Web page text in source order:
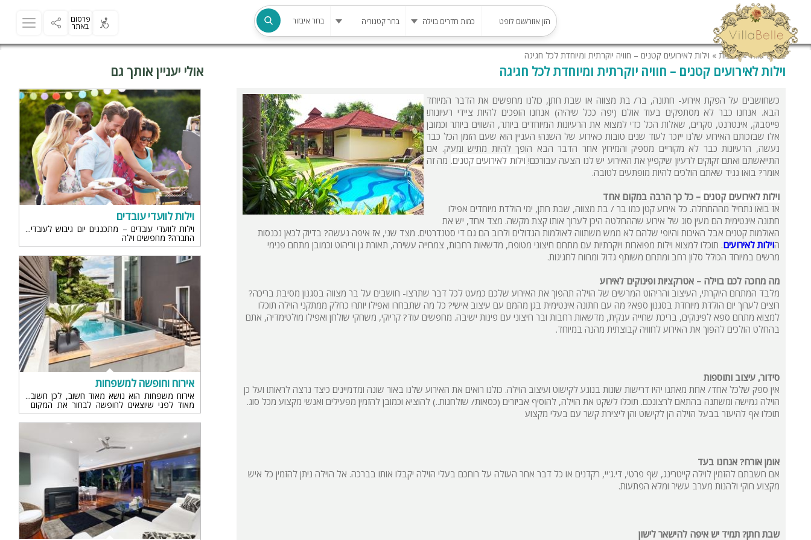
פרסום
באתר
בחר איבזור
בריכה
בריכה מחוממת
פינת מנגל
להשכרה
סאונה
קריוקי
גקוזי
שולחן סנוקר
Xbox
ארוחת בוקר
גישה לנכים
קבוצות גדולות
מרפסת
Villa Belle
»כתבות » וילות לאירועים קטנים – חוויה יוקרתית ומיוחדת לכל חגיגה
וילות לאירועים קטנים – חוויה יוקרתית ומיוחדת לכל חגיגה
כשחושבים על הפקת אירוע- חתונה, בר/ בת מצווה או שבת חתן, כולנו מחפשים את הדבר המיוחד
הבא. אנחנו כבר לא מסתפקים בעוד אולם (יפה ככל שיהיה) אנחנו הופכים להיות ציידי רעיונות!
פייסבוק, אינטרנט, סקרים, שאלות הכל כדי למצוא את הרעיונות המיוחדים ביותר, השווים ביותר וכמובן
אלו שבזכותם האירוע שלנו ייזכר לעוד שנים טובות כאירוע של השנה! העניין הוא שעם הזמן הכל כבר
נעשה, הרעיונות כבר לא מקוריים מספיק והמירוץ אחר הדבר הבא הופך להיות מתיש ומעיק. אם
התייאשתם ואתם זקוקים לרעיון שיקפיץ את האירוע יש לנו הצעה עבורכם! וילות לאירועים קטנים. מה זה
אומר? בואו נגיד שאתם הולכים להיות מופתעים לטובה.
וילות לאירועים קטנים – כל כך הרבה במקום אחד
אז בואו נתחיל מההתחלה. כל אירוע קטן כמו בר / בת מצווה, שבת חתן, ימי הולדת מיוחדים אפילו
חתונה אינטימית הם מעין סוג של אירוע שההחלטה היכן לערוך אותו קצת מקשה. מצד אחד, יש את
האולמות קטנים אבל האיכות והיופי שלהם לא ממש משתווה לאולמות הגדולים ולרוב הם גם די סטנדרטים. מצד שני, אז איפה נעשה? בדיוק לכאן נכנסות
הוילות לאירועים. תוכלו למצוא וילות מפוארות ויוקרתיות עם מתחם חיצוני מטופח, מדשאות רחבות, צמחייה עשירה, תאורת גן וריהוט וכמובן מתחם פנימי
מרשים במיוחד הכולל סלון רחב ומתחם משותף גדול ומרווח לחגיגות.
מה מחכה לכם בוילה – אטרקציות ופינוקים לאירוע
מלבד המתחם היוקרתי, העיצוב והריהוט המרשים של הוילה תהפוך את האירוע שלכם כמעט לכל דבר שתרצו- חושבים על בר מצווה בסגנון מסיבת בריכה?
רוצים לערוך יום הולדת מיוחדת בסגנון ספא? מה עם חתונה אינטימית בגן מהמם עם עיצוב אישי? כל מה שתבחרו ואפילו יותר! כחלק ממתקני הוילה תוכלו
למצוא מתחם ספא לפינוקים, בריכת שחייה ענקית, מדשאות רחבות ובר חיצוני עם פינות ישיבה. מחפשים עוד? קריוקי, משחקי שולחן ואפילו מולטימדיה, אתם
בהחלט הולכים להפוך את האירוע לחוויה קבוצתית מהנה במיוחד.
סידור, עיצוב ותוספות
אין ספק שלכל אחד/ אחת מאתנו יהיו דרישות שונות בנוגע לקישוט ועיצוב הוילה. כולנו רואים את האירוע שלנו באור שונה ומדמיינים כיצד נרצה לראותו ועל כן
הוילה גמישה ומשתנה בהתאם לרצונכם. תוכלו לשקט את הוילה, להוסיף אביזרים (כסאות/ שולחנות..) להוציא וכמובן להזמין מפעילים ואנשי מקצוע מכל סוג.
תוכלו אף להיעזר בבעל הוילה הן לקישוט והן ליצירת קשר עם בעלי מקצוע
אומן אורח? אנחנו בעד
אם חשבתם להזמין לוילה קייטרינג, שף פרטי, די.ג'יי, רקדנים או כל דבר אחר העולה על רוחכם בעלי הוילה יקבלו אותו בברכה. אל הוילה ניתן להזמין כל איש
מקצוע חוקי ולהנות מערב עשיר ומלא הפתעות.
שבת חתן? תמיד יש איפה להישאר לישון
אולי יעניין אותך גם
וילות לוועדי עובדים
וילות לוועדי עובדים – מתכננים יום גיבוש לעובדי
החברה? מחפשים וילה
אירוח וחופשה למשפחות
אירוח משפחות הוא נושא מאוד חשוב, לכן חשוב
מאוד לפני שיוצאים לחופשה לבחור את המקום
המתאים,אם זה צימרים למשפחות או אפילו וילה..